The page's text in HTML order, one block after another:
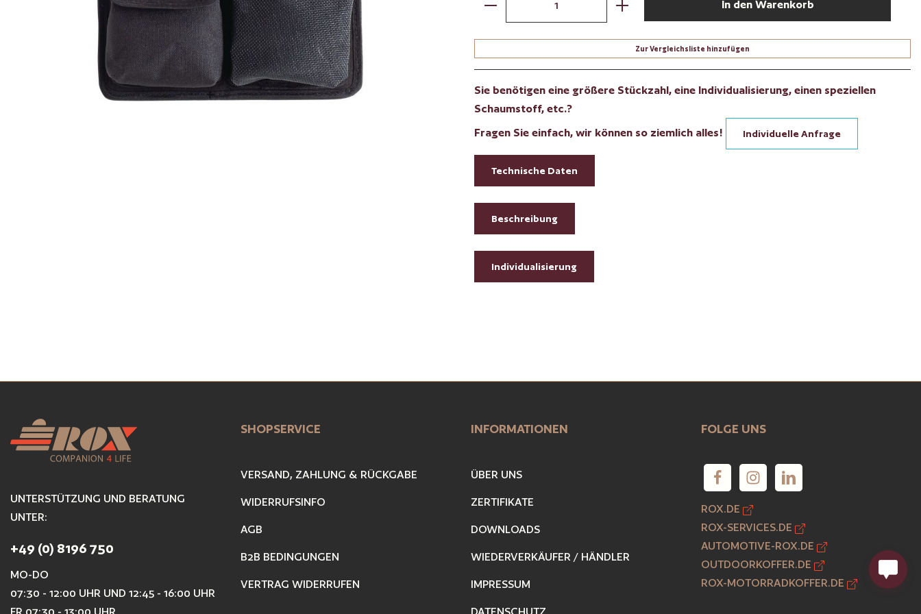
In den Warenkorb
Zur Vergleichsliste hinzufügen
Sie benötigen eine größere Stückzahl, eine Individualisierung, einen speziellen
Schaumstoff, etc.?
Fragen Sie einfach, wir können so ziemlich alles!
Individuelle Anfrage
Technische Daten
Beschreibung
Individualisierung
UNTERSTÜTZUNG UND BERATUNG
UNTER:
+49 (0) 8196 750
MO-DO
07:30 - 12:00 UHR UND 12:45 - 16:00 UHR
SHOPSERVICE
VERSAND, ZAHLUNG & RÜCKGABE
WIDERRUFSINFO
AGB
B2B BEDINGUNGEN
VERTRAG WIDERRUFEN
INFORMATIONEN
ÜBER UNS
ZERTIFIKATE
DOWNLOADS
WIEDERVERKÄUFER / HÄNDLER
IMPRESSUM
FOLGE UNS
ROX.DE
ROX-SERVICES.DE
AUTOMOTIVE-ROX.DE
OUTDOORKOFFER.DE
ROX-MOTORRADKOFFER.DE